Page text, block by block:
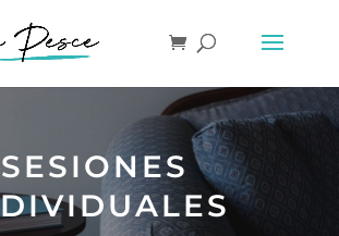
SESIONES